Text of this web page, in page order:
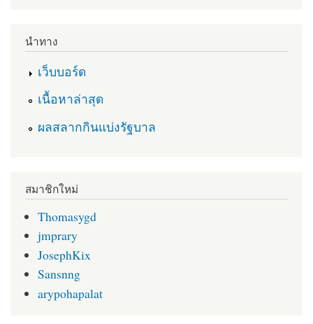
นำทาง
เว็บบอร์ด
เนื้อหาล่าสุด
ผลสลากกินแบ่งรัฐบาล
สมาชิกใหม่
Thomasygd
jmprary
JosephKix
Sansnng
arypohapalat